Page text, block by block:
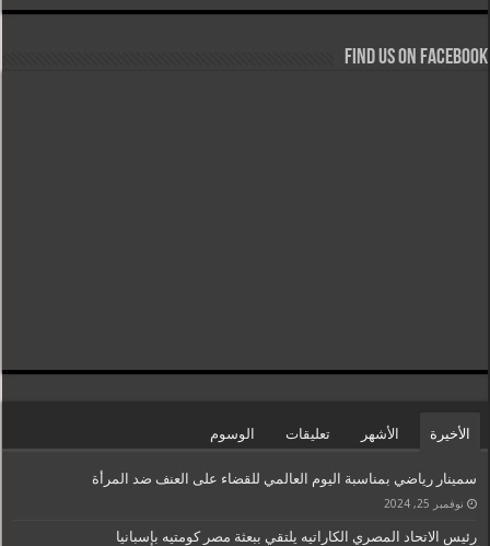
Find us on Facebook
الأخيرة الأشهر تعليقات الوسوم
سمينار رياضي بمناسبة اليوم العالمي للقضاء على العنف ضد المرأة
نوفمبر 25, 2024
رئيس الاتحاد المصري الكاراتيه يلتقي ببعثة مصر كومتيه بإسبانيا